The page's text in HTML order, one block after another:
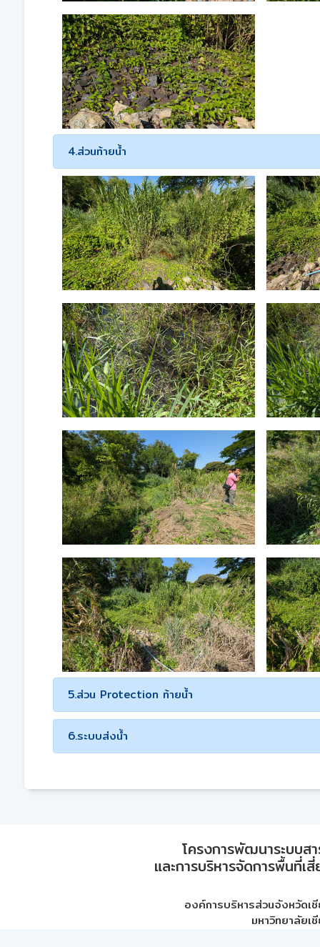
4.ส่วนท้ายน้ำ
5.ส่วน Protection ท้ายน้ำ
6.ระบบส่งน้ำ
โครงการพัฒนาระบบส
และการบริหารจัดการพื้นที่เ
องค์การบริหารส่วนจังหวัดเ
มหาวิทยาลัยเ